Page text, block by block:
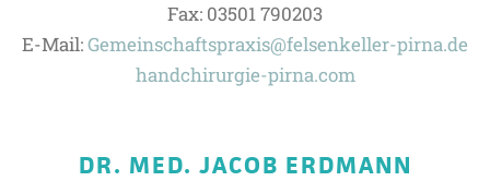
Fax: 03501 790203
E-Mail:Gemeinschaftspraxis@felsenkeller-pirna.de
handchirurgie-pirna.com
DR. MED. JACOB ERDMANN